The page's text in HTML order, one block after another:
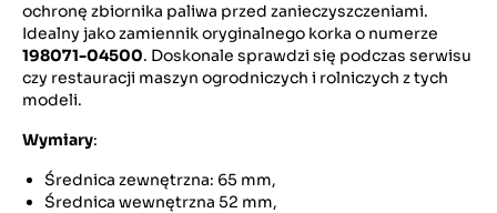
ochronę zbiornika paliwa przed zanieczyszczeniami.
Idealny jako zamiennik oryginalnego korka o numerze
198071-04500. Doskonale sprawdzi się podczas serwisu
czy restauracji maszyn ogrodniczych i rolniczych z tych
modeli.
Wymiary:
Średnica zewnętrzna: 65 mm,
Średnica wewnętrzna 52 mm,